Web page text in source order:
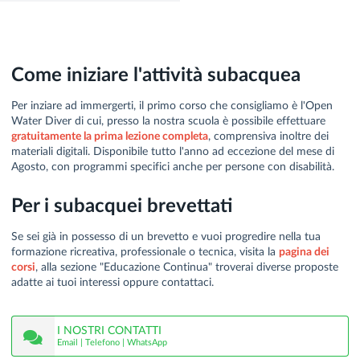
Come iniziare l'attività subacquea
Per inziare ad immergerti, il primo corso che consigliamo è l'Open
Water Diver di cui, presso la nostra scuola è possibile effettuare
gratuitamente la prima lezione completa, comprensiva inoltre dei
materiali digitali. Disponibile tutto l'anno ad eccezione del mese di
Agosto, con programmi specifici anche per persone con disabilità.
Per i subacquei brevettati
Se sei già in possesso di un brevetto e vuoi progredire nella tua
formazione ricreativa, professionale o tecnica, visita la pagina dei
corsi, alla sezione "Educazione Continua" troverai diverse proposte
adatte ai tuoi interessi oppure contattaci.
I NOSTRI CONTATTI
Email | Telefono | WhatsApp